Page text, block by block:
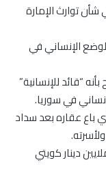
شأن توارث الإمارة
الوضع الإنساني في
“قائد للإنسانية”
في سوريا.
باع عقاره بعد سداد
دينار كويتي